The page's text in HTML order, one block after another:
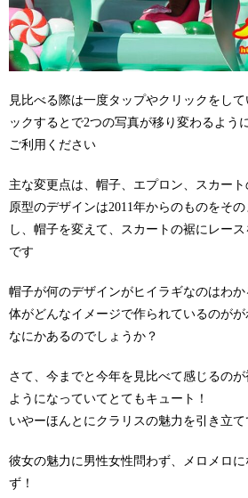
見比べる際は一度タップやクリックをし
ックするとで2つの写真が移り変わるよう
ご利用ください
主な変更点は、帽子、エプロン、スカート
原型のデザインは2011年からのものをそ
し、帽子を変えて、スカートの裾にレー
です
帽子が何のデザインがヒイラギなのはわ
体がどんなイメージで作られているのが
なにかあるのでしょうか？
さて、今までと今年を見比べて感じるの
ようになっていてとてもキュート！
いやーほんとにクラリスの魅力を引き立て
彼女の魅力に男性女性問わず、メロメロ
ず！